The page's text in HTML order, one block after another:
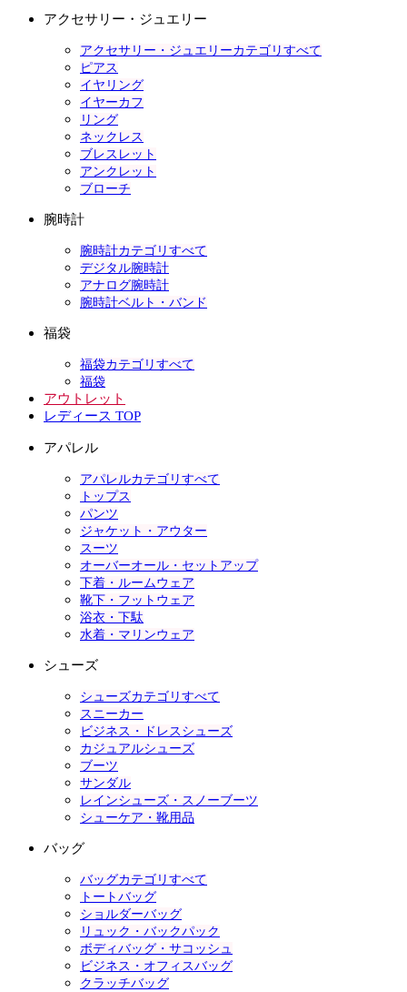
アクセサリー・ジュエリー
アクセサリー・ジュエリーカテゴリすべて
ピアス
イヤリング
イヤーカフ
リング
ネックレス
ブレスレット
アンクレット
ブローチ
腕時計
腕時計カテゴリすべて
デジタル腕時計
アナログ腕時計
腕時計ベルト・バンド
福袋
福袋カテゴリすべて
福袋
アウトレット
レディース TOP
アパレル
アパレルカテゴリすべて
トップス
パンツ
ジャケット・アウター
スーツ
オーバーオール・セットアップ
下着・ルームウェア
靴下・フットウェア
浴衣・下駄
水着・マリンウェア
シューズ
シューズカテゴリすべて
スニーカー
ビジネス・ドレスシューズ
カジュアルシューズ
ブーツ
サンダル
レインシューズ・スノーブーツ
シューケア・靴用品
バッグ
バッグカテゴリすべて
トートバッグ
ショルダーバッグ
リュック・バックパック
ボディバッグ・サコッシュ
ビジネス・オフィスバッグ
クラッチバッグ